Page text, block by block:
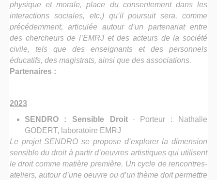
physique et morale, place du consentement dans les
interactions sociales, etc.) qu’il poursuit sera, comme
précédemment, articulée autour d’un partenariat entre
des chercheurs de l’EMRJ et des acteurs de la société
civile, tels que des enseignants et des personnels
éducatifs, des magistrats, ainsi que des associations.
Partenaires :
2023
SENDRO : Sensible Droit-
Porteur : Nathalie
GODERT, laboratoire EMRJ
Le projet SENDRO se propose d’explorer la dimension
sensible du droit à partir d’oeuvres artistiques qui utilisent
le droit comme matière première. Un cycle de rencontres-
ateliers, autour d’une oeuvre ou d’un thème doit permettre